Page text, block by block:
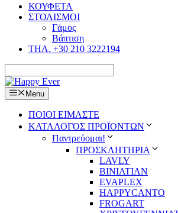
ΚΟΥΦΕΤΑ
ΣΤΟΛΙΣΜΟΙ
Γάμος
Βάπτιση
ΤΗΛ. +30 210 3222194
Menu
ΠΟΙΟΙ ΕΙΜΑΣΤΕ
ΚΑΤΑΛΟΓΟΣ ΠΡΟΪΟΝΤΩΝ
Παντρεύομαι!
ΠΡΟΣΚΛΗΤΗΡΙΑ
LAVLY
BINIATIAN
EVAPLEX
HAPPYCANTO
FROGART